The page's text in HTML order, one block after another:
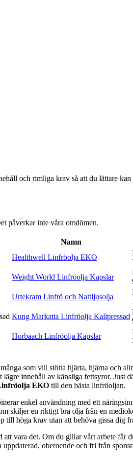
och rimliga krav så att du lättare
påverkar inte våra omdömen.
Namn
Healthwell Linfröolja EKO
Weight World Linfröolja Kapslar
Urtekram Linfrö och Nattljusolja
Kung Markatta Linfröolja Kallpressad
Horbaach Linfröolja Kapslar
som vill stötta hjärta, hjärna och
lägre innehåll av känsliga fettsyror.
EKO till den bästa linfröoljan.
enkel användning med ett
skiljer en riktigt bra olja från en
höga krav utan att behöva gissa dig
vara det. Om du gillar vårt arbete
oberoende och fri från